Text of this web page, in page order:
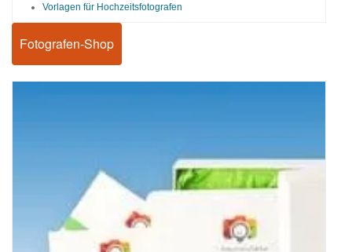
Vorlagen für Hochzeitsfotografen
Fotografen-Shop